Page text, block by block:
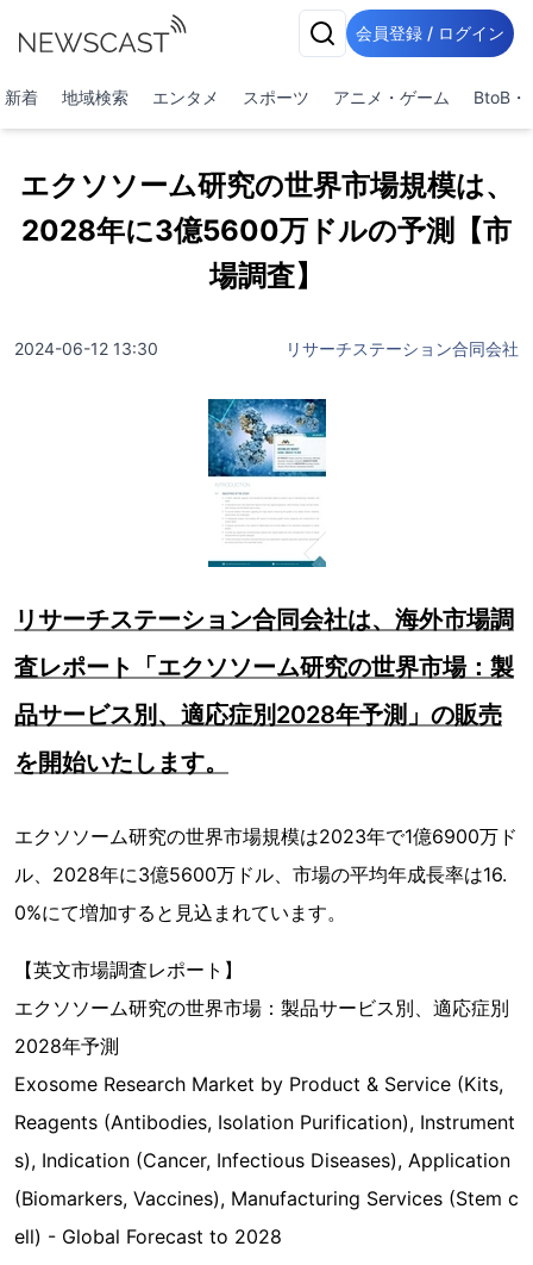
会員登録 / ログイン
新着 地域検索 エンタメ スポーツ アニメ・ゲーム BtoB・
エクソソーム研究の世界市場規模は、
2028年に3億5600万ドルの予測【市
場調査】
2024-06-12 13:30 リサーチステーション合同会社
リサーチステーション合同会社は、海外市場調
査レポート「エクソソーム研究の世界市場：製
品サービス別、適応症別2028年予測」の販売
を開始いたします。
エクソソーム研究の世界市場規模は2023年で1億6900万ド
ル、2028年に3億5600万ドル、市場の平均年成長率は16.
0%にて増加すると見込まれています。
【英文市場調査レポート】
エクソソーム研究の世界市場：製品サービス別、適応症別
2028年予測
Exosome Research Market by Product & Service (Kits,
Reagents (Antibodies, Isolation Purification), Instrument
s), Indication (Cancer, Infectious Diseases), Application
(Biomarkers, Vaccines), Manufacturing Services (Stem c
ell) - Global Forecast to 2028